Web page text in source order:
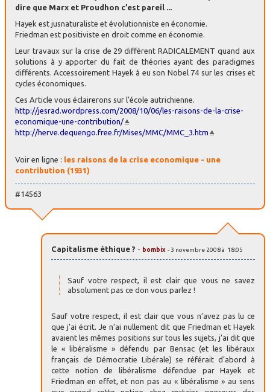
dire que Marx et Proudhon c’est pareil ...
Hayek est jusnaturaliste et évolutionniste en économie.
Friedman est positiviste en droit comme en économie.
Leur travaux sur la crise de 29 différent RADICALEMENT quand aux
solutions à y apporter du fait de théories ayant des paradigmes
différents. Accessoirement Hayek à eu son Nobel 74 sur les crises et
cycles économiques.
Ces Article vous éclairerons sur l’école autrichienne.
http://jesrad.wordpress.com/2008/10/06/les-raisons-de-la-crise-
economique-une-contribution/
http://herve.dequengo.free.fr/Mises/MMC/MMC_3.htm
Voir en ligne : les raisons de la crise economique - une
contribution (1931)
#14563
Capitalisme éthique ? - bombix - 3 novembre 2008 à 18:05
Sauf votre respect, il est clair que vous ne savez
absolument pas ce don vous parlez !
Sauf votre respect, il est clair que vous n’avez pas lu ce
que j’ai écrit. Je n’ai nullement dit que Friedman et Hayek
avaient les mêmes positions sur tous les sujets, j’ai dit que
le « libéralisme » défendu par Bensac (et les libéraux
français de Démocratie Libérale) se référait d’abord à
cette notion de libéralisme défendue par Hayek et
Friedman en effet, et non pas au « libéralisme » au sens